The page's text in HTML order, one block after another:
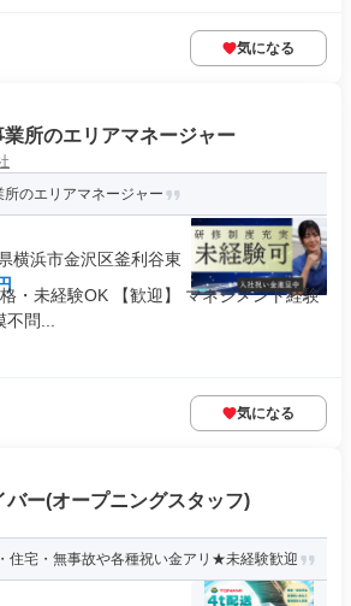
気になる
所のエリアマネージャー
のエリアマネージャー
横浜市金沢区釜利谷東
・未経験OK 【歓迎】 マネジメント経験
問...
気になる
ー(オープニングスタッフ)
住宅・無事故や各種祝い金アリ★未経験歓迎